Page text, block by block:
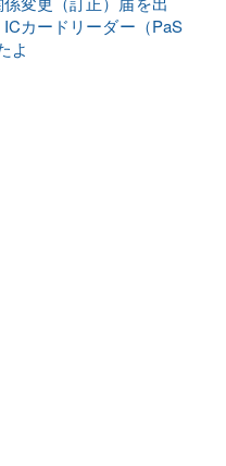
カードリーダー（PaS
よ